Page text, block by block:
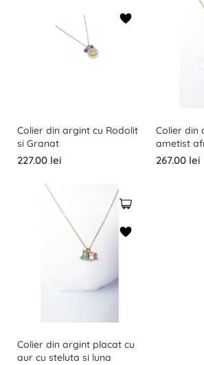
Colier din argint cu Rodolit
si Granat
227.00 lei
Colier din
ametist
267.00 lei
Colier din argint placat cu
aur cu steluta si luna